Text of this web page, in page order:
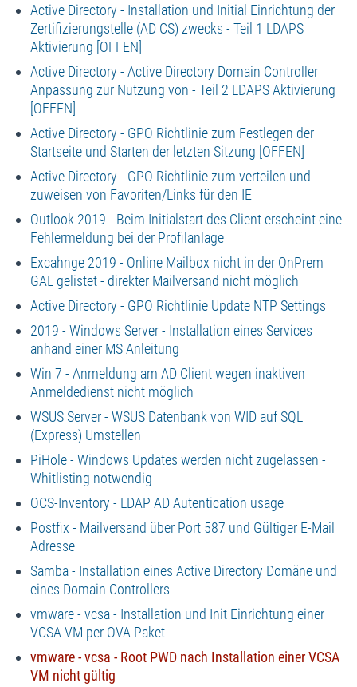
Active Directory - Installation und Initial Einrichtung der
Zertifizierungstelle (AD CS) zwecks - Teil 1 LDAPS
Aktivierung [OFFEN]
Active Directory - Active Directory Domain Controller
Anpassung zur Nutzung von - Teil 2 LDAPS Aktivierung
[OFFEN]
Active Directory - GPO Richtlinie zum Festlegen der
Startseite und Starten der letzten Sitzung [OFFEN]
Active Directory - GPO Richtlinie zum verteilen und
zuweisen von Favoriten/Links für den IE
Outlook 2019 - Beim Initialstart des Client erscheint eine
Fehlermeldung bei der Profilanlage
Excahnge 2019 - Online Mailbox nicht in der OnPrem
GAL gelistet - direkter Mailversand nicht möglich
Active Directory - GPO Richtlinie Update NTP Settings
2019 - Windows Server - Installation eines Services
anhand einer MS Anleitung
Win 7 - Anmeldung am AD Client wegen inaktiven
Anmeldedienst nicht möglich
WSUS Server - WSUS Datenbank von WID auf SQL
(Express) Umstellen
PiHole - Windows Updates werden nicht zugelassen -
Whitlisting notwendig
OCS-Inventory - LDAP AD Autentication usage
Postfix - Mailversand über Port 587 und Gültiger E-Mail
Adresse
Samba - Installation eines Active Directory Domäne und
eines Domain Controllers
vmware - vcsa - Installation und Init Einrichtung einer
VCSA VM per OVA Paket
vmware - vcsa - Root PWD nach Installation einer VCSA
VM nicht gültig